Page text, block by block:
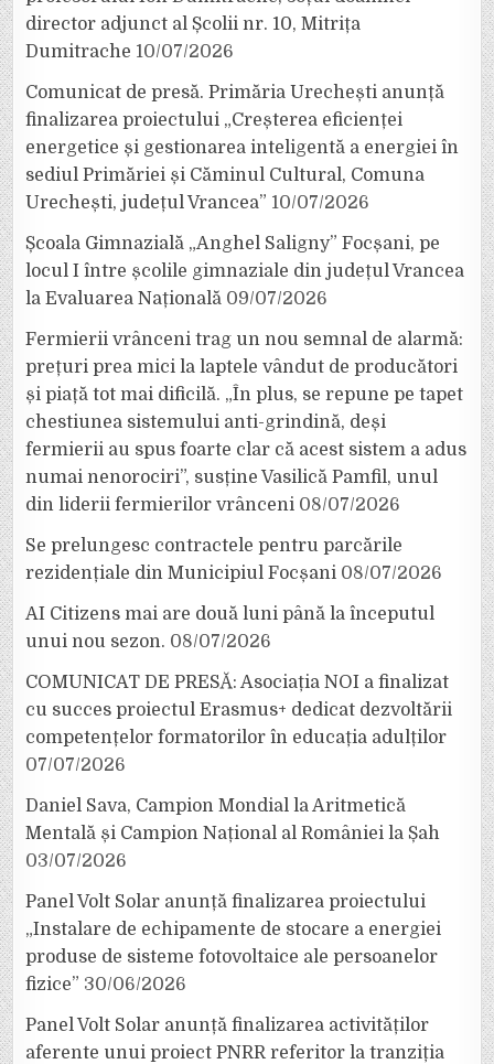
director adjunct al Școlii nr. 10, Mitrița
Dumitrache 10/07/2026
Comunicat de presă. Primăria Urechești anunță
finalizarea proiectului „Creșterea eficienței
energetice și gestionarea inteligentă a energiei în
sediul Primăriei și Căminul Cultural, Comuna
Urechești, județul Vrancea” 10/07/2026
Școala Gimnazială „Anghel Saligny” Focșani, pe
locul I între școlile gimnaziale din județul Vrancea
la Evaluarea Națională 09/07/2026
Fermierii vrânceni trag un nou semnal de alarmă:
prețuri prea mici la laptele vândut de producători
și piață tot mai dificilă. „În plus, se repune pe tapet
chestiunea sistemului anti-grindină, deși
fermierii au spus foarte clar că acest sistem a adus
numai nenorociri”, susține Vasilică Pamfil, unul
din liderii fermierilor vrânceni 08/07/2026
Se prelungesc contractele pentru parcările
rezidențiale din Municipiul Focșani 08/07/2026
AI Citizens mai are două luni până la începutul
unui nou sezon. 08/07/2026
COMUNICAT DE PRESĂ: Asociația NOI a finalizat
cu succes proiectul Erasmus+ dedicat dezvoltării
competențelor formatorilor în educația adulților
07/07/2026
Daniel Sava, Campion Mondial la Aritmetică
Mentală și Campion Național al României la Șah
03/07/2026
Panel Volt Solar anunță finalizarea proiectului
„Instalare de echipamente de stocare a energiei
produse de sisteme fotovoltaice ale persoanelor
fizice” 30/06/2026
Panel Volt Solar anunță finalizarea activităților
aferente unui proiect PNRR referitor la tranziția